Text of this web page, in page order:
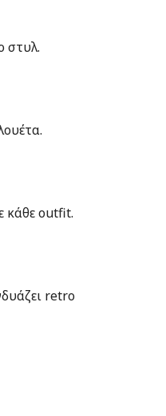
στυλ.
κάθε outfit.
retro